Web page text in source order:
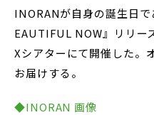
INORANが自身の誕生日
EAUTIFUL NOW』リリー
Xシアターにて開催した。
お届けする。
◆INORAN 画像